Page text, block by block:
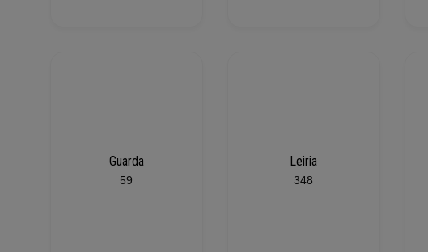
Guarda
59
Leiria
348